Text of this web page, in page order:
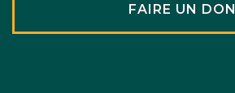
FAIRE UN DON